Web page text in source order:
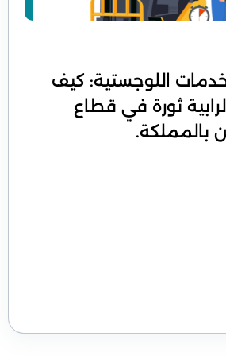
اللوجستية: كيف
ثورة في قطاع
بالمملكة.